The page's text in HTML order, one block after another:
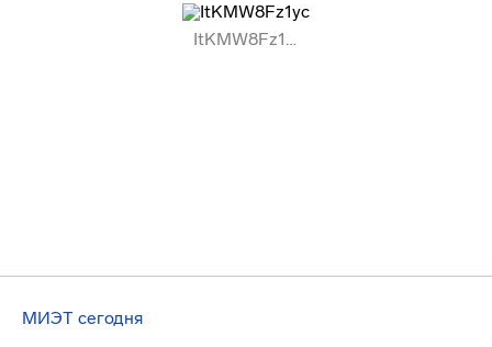
МИЭТ сегодня